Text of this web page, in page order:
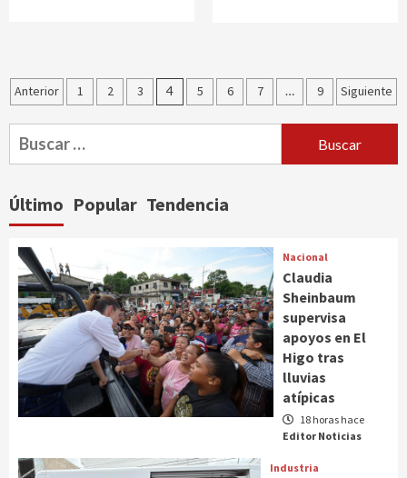
Paginación
de
entradas
Anterior 1 2 3 4 5 6 7 … 9 Siguiente
Buscar:
Último Popular Tendencia
Nacional
Claudia
Sheinbaum
supervisa
apoyos en El
Higo tras
lluvias
atípicas
18 horas hace
Editor Noticias
Industria